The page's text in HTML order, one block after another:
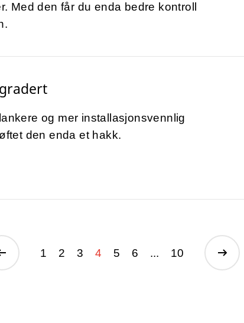
Med den får du enda bedre kontroll
og mer installasjonsvennlig
den enda et hakk.
1 2 3 4 5 6 ... 10